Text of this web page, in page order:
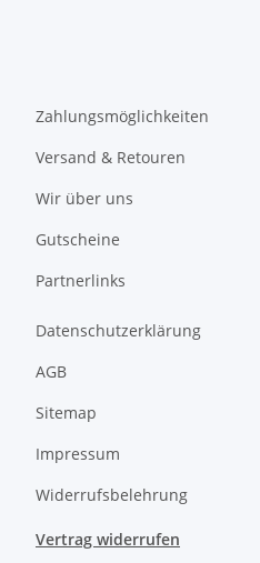
Zahlungsmöglichkeiten
Versand & Retouren
Wir über uns
Gutscheine
Partnerlinks
Datenschutzerklärung
AGB
Sitemap
Impressum
Widerrufsbelehrung
Vertrag widerrufen